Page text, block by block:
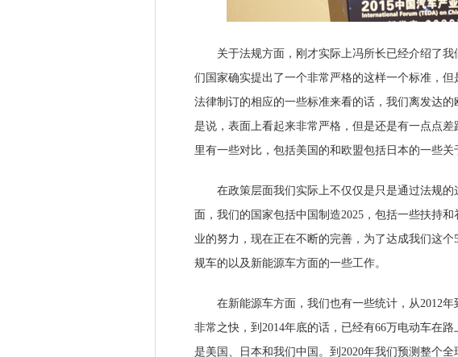
关于法规方面，刚才实际上冯所长已经介绍了我
们国家确实提出了一个非常严格的这样一个标准，
法律制订的相应的一些标准来看的话，我们离发达
是说，表面上看起来非常严格，但是还是有一点点
里有一些对比，包括美国的和欧盟包括日本的一些关
在政策层面我们实际上不仅仅是只是通过法规的
面，我们的国家包括中国制造2025，包括一些扶持
业的努力，现在正在不断的完善，为了达成我们这
规车的以及新能源车方面的一些工作。
在新能源车方面，我们也有一些统计，从2012年
非常之快，到2014年底的话，已经有66万电动车在
是美国、日本和我们中国。到2020年我们预测整个全